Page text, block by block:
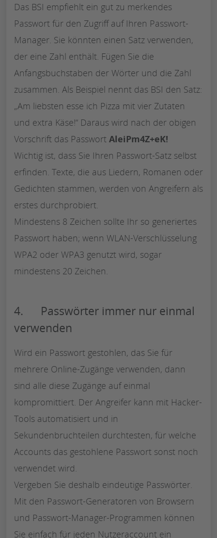
Das BSI empfiehlt ein gut zu merkendes
Passwort für den Zugriff auf Ihren Passwort-
Manager. Sie könnten einen Satz verwenden,
der eine Zahl enthält. Fügen Sie die
Anfangsbuchstaben der Wörter und die Zahl
zusammen. Als Beispiel nennt das BSI den Satz:
„Am liebsten esse ich Pizza mit vier Zutaten
und extra Käse!“ Daraus wird nach der obigen
Vorschrift das Passwort AleiPm4Z+eK!
Wichtig ist, dass Sie Ihren Passwort-Satz selbst
erfinden. Texte, die aus Liedern, Romanen oder
Gedichten stammen, werden von Angreifern als
erstes durchprobiert.
Mindestens 8 Zeichen sollte Ihr so generiertes
Passwort haben; wenn WLAN-Verschlüsselung
WPA2 oder WPA3 genutzt wird, sogar
mindestens 20 Zeichen.
4. Passwörter immer nur einmal
verwenden
Wird ein Passwort gestohlen, das Sie für
mehrere Online-Zugänge verwenden, dann
sind alle diese Zugänge auf einmal
kompromittiert. Der Angreifer kann mit Hacker-
Tools automatisiert und in
Sekundenbruchteilen durchtesten, für welche
Accounts das gestohlene Passwort sonst noch
verwendet wird.
Vergeben Sie deshalb eindeutige Passwörter.
Mit den Passwort-Generatoren von Browsern
und Passwort-Manager-Programmen können
Sie einfach für jeden Nutzeraccount ein